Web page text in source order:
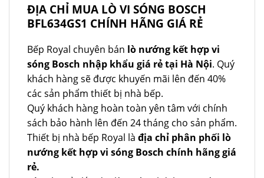
ĐỊA CHỈ MUA LÒ VI SÓNG BOSCH
BFL634GS1 CHÍNH HÃNG GIÁ RẺ
Bếp Royal chuyên bán lò nướng kết hợp vi
sóng Bosch nhập khẩu giá rẻ tại Hà Nội. Quý
khách hàng sẽ được khuyến mãi lên đến 40%
các sản phẩm thiết bị nhà bếp.
Quý khách hàng hoàn toàn yên tâm với chính
sách bảo hành lên đến 24 tháng cho sản phẩm.
Thiết bị nhà bếp Royal là địa chỉ phân phối lò
nướng kết hợp vi sóng Bosch chính hãng giá
rẻ.